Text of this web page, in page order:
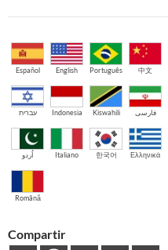
Español English Português 中文
עברית Indonesia Kiswahili فارسی
اُردو Italiano 한국어 Ελληνικά
Română
Compartir